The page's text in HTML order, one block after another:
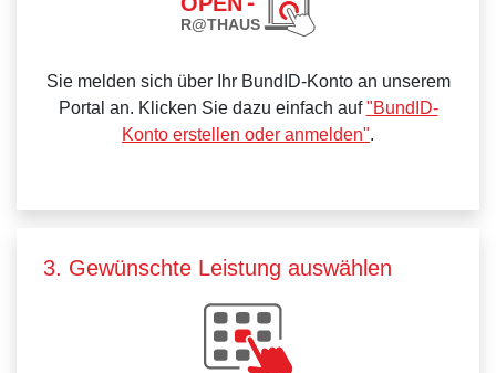
Sie melden sich über Ihr BundID-Konto an unserem
Portal an. Klicken Sie dazu einfach auf"BundID-
Konto erstellen oder anmelden".
3. Gewünschte Leistung auswählen